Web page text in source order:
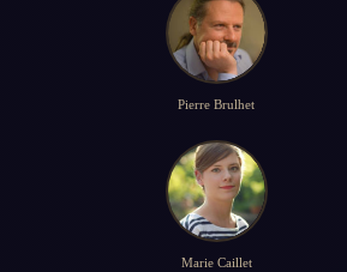
Pierre Brulhet
Marie Caillet